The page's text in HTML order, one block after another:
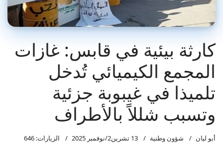
كارثة بيئية في قابس: غازات
المجمع الكيميائي تُدخل
تلميذا في غيبوبة جزئية
وتسبب شللاً بالأطراف
أبو ليان شؤون وطنية 13 تشرين2/نوفمبر 2025 الزيارات: 646